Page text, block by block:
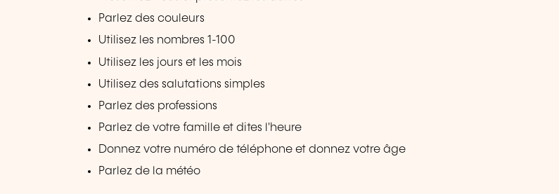
Parlez des couleurs
Utilisez les nombres 1-100
Utilisez les jours et les mois
Utilisez des salutations simples
Parlez des professions
Parlez de votre famille et dites l'heure
Donnez votre numéro de téléphone et donnez votre âge
Parlez de la météo